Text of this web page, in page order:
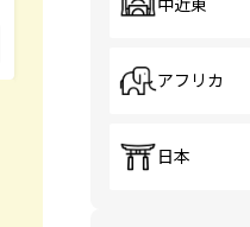
中近東
アフリカ
日本